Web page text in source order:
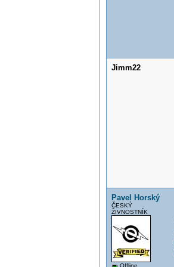
Jimm22
Pavel Horský
ČESKÝ
ŽIVNOSTNÍK
Offline